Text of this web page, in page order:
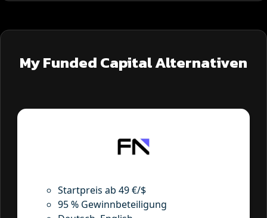
My Funded Capital Alternativen
Startpreis ab 49 €/$
95 % Gewinnbeteiligung